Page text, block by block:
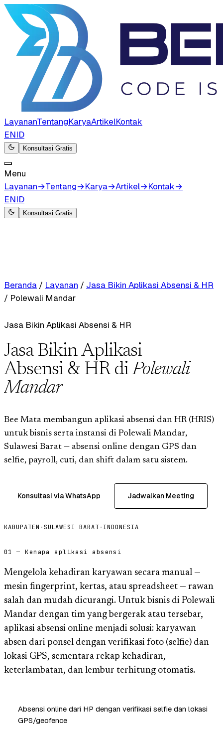
LayananTentangKaryaArtikelKontak
ENID
Konsultasi Gratis
Menu
Layanan→Tentang→Karya→Artikel→Kontak→
ENID
Konsultasi Gratis
Beranda / Layanan / Jasa Bikin Aplikasi Absensi & HR
/ Polewali Mandar
Jasa Bikin Aplikasi Absensi & HR
Jasa Bikin Aplikasi
Absensi & HR diPolewali
Mandar
Bee Mata membangun aplikasi absensi dan HR (HRIS)
untuk bisnis serta instansi di Polewali Mandar,
Sulawesi Barat — absensi online dengan GPS dan
selfie, payroll, cuti, dan shift dalam satu sistem.
Konsultasi via WhatsApp Jadwalkan Meeting
KABUPATEN · SULAWESI BARAT · INDONESIA
01 — Kenapa aplikasi absensi
Mengelola kehadiran karyawan secara manual —
mesin fingerprint, kertas, atau spreadsheet — rawan
salah dan mudah dicurangi. Untuk bisnis di Polewali
Mandar dengan tim yang bergerak atau tersebar,
aplikasi absensi online menjadi solusi: karyawan
absen dari ponsel dengan verifikasi foto (selfie) dan
lokasi GPS, sementara rekap kehadiran,
keterlambatan, dan lembur terhitung otomatis.
Absensi online dari HP dengan verifikasi selfie dan lokasi
GPS/geofence